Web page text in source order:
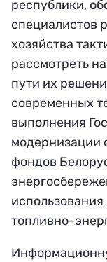
республики,
специалистов
хозяйства
рассмотреть
пути их
современных
выполнения
модернизации
фондов
топливно-